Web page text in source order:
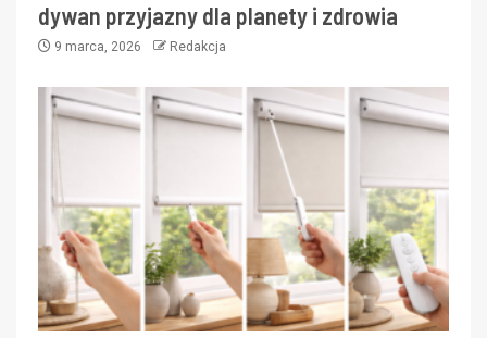
dywan przyjazny dla planety i zdrowia
9 marca, 2026 Redakcja